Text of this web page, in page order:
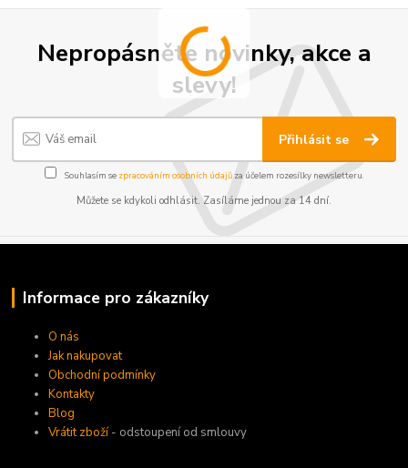
Nepropásněte novinky, akce a
slevy!
Přihlásit se
Souhlasím se zpracováním osobních údajůza účelem rozesílky newsletteru.
Můžete se kdykoli odhlásit. Zasíláme jednou za 14 dní.
Informace pro zákazníky
O nás
Jak nakupovat
Obchodní podmínky
Kontakty
Blog
Vrátit zboží - odstoupení od smlouvy